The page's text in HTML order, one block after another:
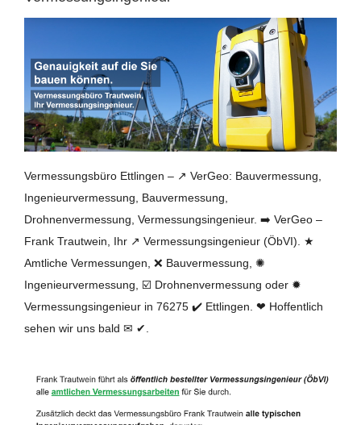
Vermessungsbüro Ettlingen – ↗️ VerGeo: Bauvermessung,
Ingenieurvermessung, Bauvermessung,
Drohnenvermessung, Vermessungsingenieur. ➡️ VerGeo –
Frank Trautwein, Ihr ↗️ Vermessungsingenieur (ÖbVI). ★
Amtliche Vermessungen, ❌ Bauvermessung, ✺
Ingenieurvermessung, ☑️ Drohnenvermessung oder ✹
Vermessungsingenieur in 76275 ✔️ Ettlingen. ❤ Hoffentlich
sehen wir uns bald ✉ ✔.